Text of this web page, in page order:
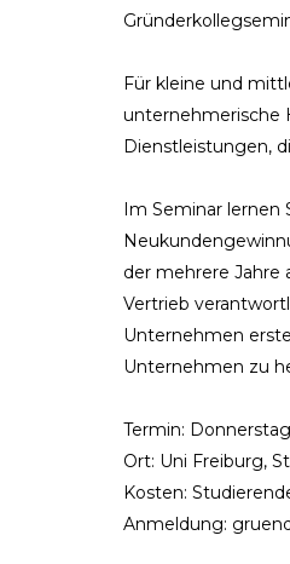
Für kleine und
unternehmerische
Dienstleistungen,
Im Seminar lernen
der mehrere
Vertrieb
Unternehmen
Unternehmen zu
Termin:
Ort: Uni Freiburg,
Kosten:
Anmeldung: